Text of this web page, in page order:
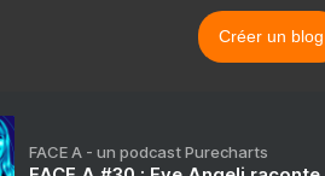
Créer un blog
FACE A - un podcast Purecharts